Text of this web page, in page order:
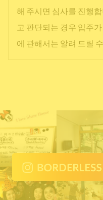
해 주시면 심사를 진행
고 판단되는 경우 입주
에 관해서는 알려 드릴